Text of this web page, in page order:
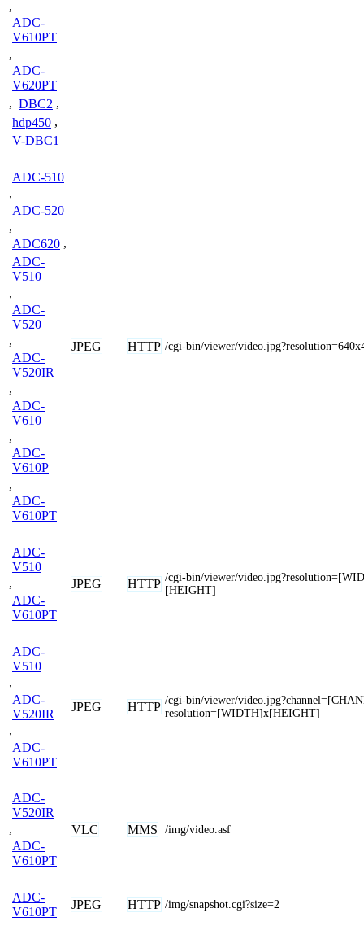
,
ADC-
V610PT
,
ADC-
V620PT
, DBC2 ,
hdp450 ,
V-DBC1
ADC-510
,
ADC-520
,
ADC620 ,
ADC-
V510
,
ADC-
V520
,
ADC-
V520IR
,
ADC-
V610
,
ADC-
V610P
,
ADC-
V610PT
JPEG HTTP /cgi-bin/viewer/
ADC-
V510
,
ADC-
V610PT
JPEG HTTP /cgi-bin/viewer/
[HEIGHT]
ADC-
V510
,
ADC-
V520IR
,
ADC-
V610PT
JPEG HTTP /cgi-bin/viewer/
resolution=[WIDTH]x[HEIGHT]
ADC-
V520IR
,
ADC-
V610PT
VLC MMS /img/video.asf
ADC-
V610PT
JPEG HTTP /img/snapshot.cgi?size=2